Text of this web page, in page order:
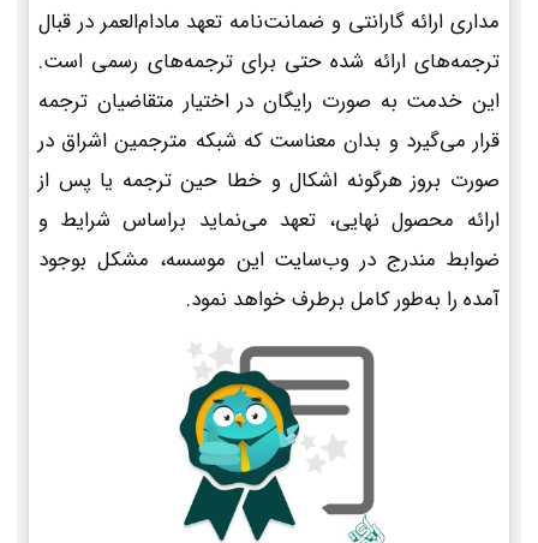
مداری ارائه گارانتی و ضمانت‌نامه تعهد مادام‌العمر در قبال
ترجمه‌های ارائه شده حتی برای ترجمه‌های رسمی است.
این خدمت به صورت رایگان در اختیار متقاضیان ترجمه
قرار می‌گیرد و بدان معناست که شبکه مترجمین اشراق در
صورت بروز هرگونه اشکال و خطا حین ترجمه یا پس از
ارائه محصول نهایی، تعهد می‌نماید براساس شرایط و
ضوابط مندرج در وب‌سایت این موسسه، مشکل بوجود
آمده را به‌طور کامل برطرف خواهد نمود.